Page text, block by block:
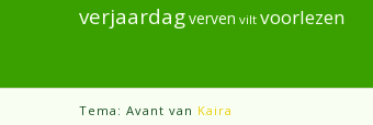
verjaardagverven vilt voorlezen
Tema: Avant van Kaira